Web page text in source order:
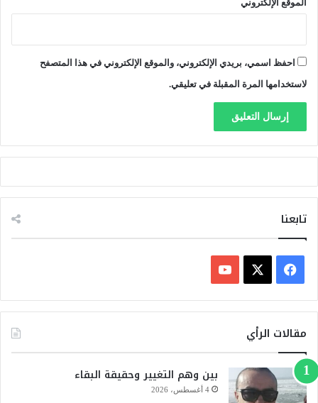
الموقع الإلكتروني
احفظ اسمي، بريدي الإلكتروني، والموقع الإلكتروني في هذا المتصفح
لاستخدامها المرة المقبلة في تعليقي.
تابعنا
ي
ب
و
X
Y
u
T
مقالات الرأي
بين وهم التغيير وحقيقة البقاء
4 أغسطس، 2026